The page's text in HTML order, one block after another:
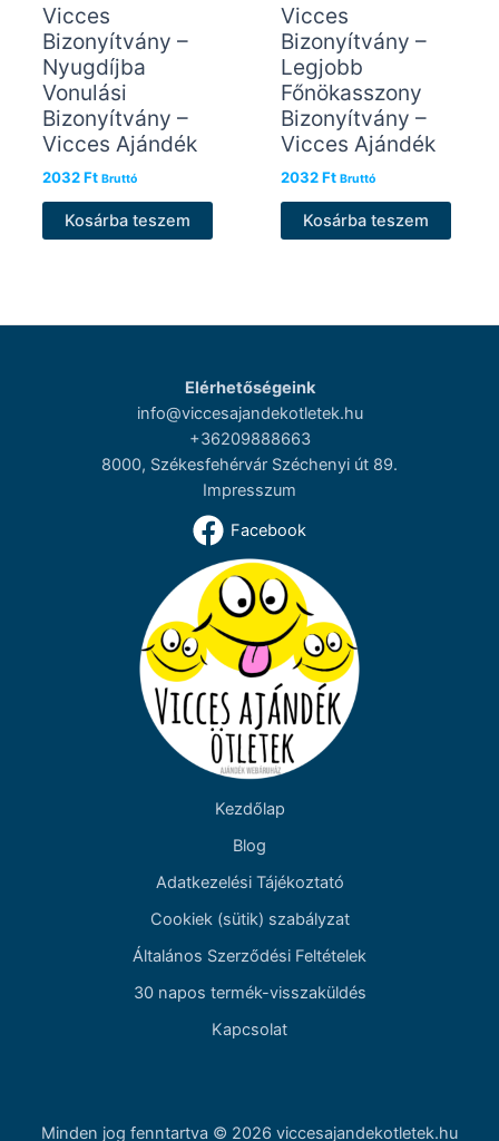
Vicces
Bizonyítvány –
Nyugdíjba
Vonulási
Bizonyítvány –
Vicces Ajándék
2032Ft Bruttó
Kosárba teszem
Vicces
Bizonyítvány –
Legjobb
Főnökasszony
Bizonyítvány –
Vicces Ajándék
2032Ft Bruttó
Kosárba teszem
Elérhetőségeink
info@viccesajandekotletek.hu
+36209888663
8000, Székesfehérvár Széchenyi út 89.
Impresszum
Facebook
Kezdőlap
Blog
Adatkezelési Tájékoztató
Cookiek (sütik) szabályzat
Általános Szerződési Feltételek
30 napos termék-visszaküldés
Kapcsolat
Minden jog fenntartva © 2026 viccesajandekotletek.hu